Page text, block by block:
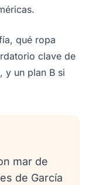
qué ropa
clave de
y un plan B si
mar de
de García